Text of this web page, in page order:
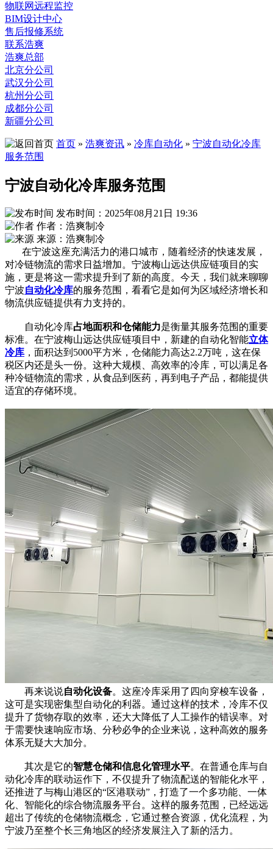
物联网远程监控
BIM设计中心
售后报修系统
联系浩爽
浩爽总部
北京分公司
武汉分公司
杭州分公司
成都分公司
新疆分公司
首页 » 浩爽资讯 » 冷库自动化 » 宁波自动化冷库
服务范围
宁波自动化冷库服务范围
发布时间：2025年08月21日 19:36
作者：浩爽制冷
来源：浩爽制冷
在宁波这座充满活力的港口城市，随着经济的快速发展，
对冷链物流的需求日益增加。宁波梅山远达供应链项目的实
施，更是将这一需求提升到了新的高度。今天，我们就来聊聊
宁波自动化冷库的服务范围，看看它是如何为区域经济增长和
物流供应链提供有力支持的。
自动化冷库占地面积和仓储能力是衡量其服务范围的重要
标准。在宁波梅山远达供应链项目中，新建的自动化智能立体
冷库 ，面积达到5000平方米，仓储能力高达2.2万吨，这在保
税区内还是头一份。这种大规模、高效率的冷库，可以满足各
种冷链物流的需求，从食品到医药，再到电子产品，都能提供
适宜的存储环境。
再来说说自动化设备。这座冷库采用了四向穿梭车设备，
这可是实现密集型自动化的利器。通过这样的技术，冷库不仅
提升了货物存取的效率，还大大降低了人工操作的错误率。对
于需要快速响应市场、分秒必争的企业来说，这种高效的服务
体系无疑大大加分。
其次是它的智慧仓储和信息化管理水平。在普通仓库与自
动化冷库的联动运作下，不仅提升了物流配送的智能化水平，
还推进了与梅山港区的“区港联动”，打造了一个多功能、一体
化、智能化的综合物流服务平台。这样的服务范围，已经远远
超出了传统的仓储物流概念，它通过整合资源，优化流程，为
宁波乃至整个长三角地区的经济发展注入了新的活力。